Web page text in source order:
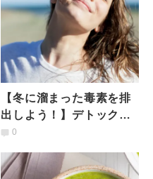
【冬に溜まった毒素を排
出しよう！】デトックス
に最適な「春」にしたい
0